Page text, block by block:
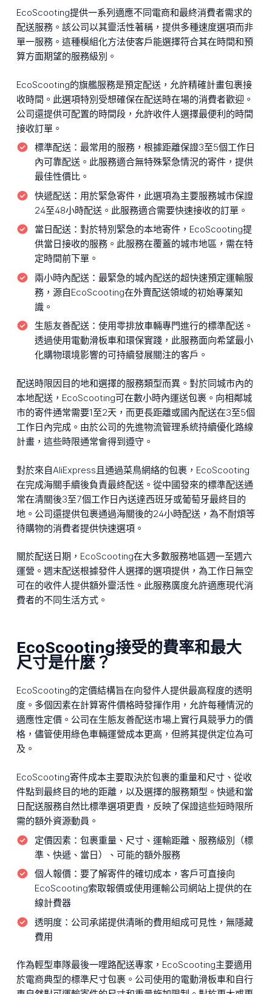
EcoScooting提供一系列適應不同電商和最終消費者需求的
配送服務。該公司以其靈活性著稱，提供多種速度選項而非
單一服務。這種模組化方法使客戶能選擇符合其在時間和預
算方面期望的服務級別。
EcoScooting的旗艦服務是預定配送，允許精確計畫包裹接
收時間。此選項特別受想確保在配送時在場的消費者歡迎。
公司還提供可配置的時間段，允許收件人選擇最便利的時間
接收訂單。
標準配送： 最常用的服務，根據距離保證3至5個工作日
內可靠配送。此服務適合無特殊緊急情況的寄件，提供
最佳性價比。
快遞配送： 用於緊急寄件，此選項為主要服務城市保證
24至48小時配送。此服務適合需要快速接收的訂單。
當日配送： 對於特別緊急的本地寄件，EcoScooting提
供當日接收的服務。此服務在覆蓋的城市地區，需在特
定時間前下單。
兩小時內配送： 最緊急的城內配送的超快速預定運輸服
務，源自EcoScooting在外賣配送領域的初始專業知
識。
生態友善配送： 使用零排放車輛專門進行的標準配送。
透過使用電動滑板車和環保實踐，此服務面向希望最小
化購物環境影響的可持續發展關注的客戶。
配送時限因目的地和選擇的服務類型而異。對於同城市內的
本地配送，EcoScooting可在數小時內運送包裹。向相鄰城
市的寄件通常需要1至2天，而更長距離或國內配送在3至5個
工作日內完成。由於公司的先進物流管理系統持續優化路線
計畫，這些時限通常會得到遵守。
對於來自AliExpress且通過菜鳥網絡的包裹，EcoScooting
在完成海關手續後負責最終配送。從中國發來的標準配送通
常在清關後3至7個工作日內送達西班牙或葡萄牙最終目的
地。公司還提供包裹通過海關後的24小時配送，為不耐煩等
待購物的消費者提供快速選項。
關於配送日期，EcoScooting在大多數服務地區週一至週六
運營。週末配送根據發件人選擇的選項提供，為工作日無空
可在的收件人提供額外靈活性。此服務廣度允許適應現代消
費者的不同生活方式。
EcoScooting接受的費率和最大
尺寸是什麼？
EcoScooting的定價結構旨在向發件人提供最高程度的透明
度。多個因素在計算寄件價格時發揮作用，允許每種情況的
適應性定價。公司在生態友善配送市場上實行具競爭力的價
格，儘管使用綠色車輛運營成本更高，但將其提供定位為可
及。
EcoScooting寄件成本主要取決於包裹的重量和尺寸、從收
件點到最終目的地的距離，以及選擇的服務類型。快遞和當
日配送服務自然比標準選項更貴，反映了保證這些短時限所
需的額外資源動員。
定價因素： 包裹重量、尺寸、運輸距離、服務級別（標
準、快遞、當日）、可能的額外服務
個人報價： 要了解寄件的確切成本，客戶可直接向
EcoScooting索取報價或使用運輸公司網站上提供的在
線計費器
透明度： 公司承諾提供清晰的費用組成可見性，無隱藏
費用
作為輕型車隊最後一哩路配送專家，EcoScooting主要適用
於電商典型的標準尺寸包裹。公司使用的電動滑板車和自行